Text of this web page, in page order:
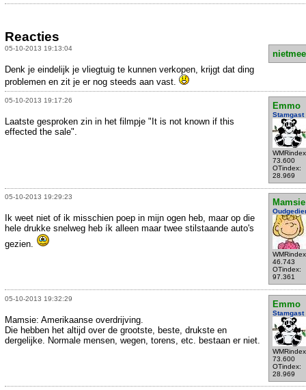
Reacties
05-10-2013 19:13:04
Denk je eindelijk je vliegtuig te kunnen verkopen, krijgt dat ding
problemen en zit je er nog steeds aan vast.
05-10-2013 19:17:26
Emmo
Stamgast
73.600
OTindex:
28.969
Laatste gesproken zin in het filmpje "It is not known if this
effected the sale".
05-10-2013 19:29:23
Mamsie
46.743
OTindex:
97.361
Ik weet niet of ik misschien poep in mijn ogen heb, maar op die
hele drukke snelweg heb ík alleen maar twee stilstaande auto's
gezien.
05-10-2013 19:32:29
Emmo
Stamgast
73.600
OTindex:
28.969
Mamsie: Amerikaanse overdrijving.
Die hebben het altijd over de grootste, beste, drukste en
dergelijke. Normale mensen, wegen, torens, etc. bestaan er niet.